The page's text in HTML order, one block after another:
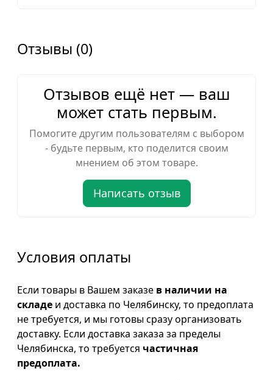
Отзывы (0)
Отзывов ещё нет — ваш
может стать первым.
Помогите другим пользователям с выбором
- будьте первым, кто поделится своим
мнением об этом товаре.
Написать отзыв
Условия оплаты
Если товары в Вашем заказе в наличии на
складе и доставка по Челябинску, то предоплата
не требуется, и мы готовы сразу организовать
доставку. Если доставка заказа за пределы
Челябинска, то требуется частичная
предоплата.